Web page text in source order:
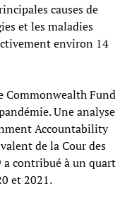
causes de
et les maladies
environ 14
Commonwealth Fund
Une analyse
Accountability
de la Cour des
contribué à un quart
et 2021.